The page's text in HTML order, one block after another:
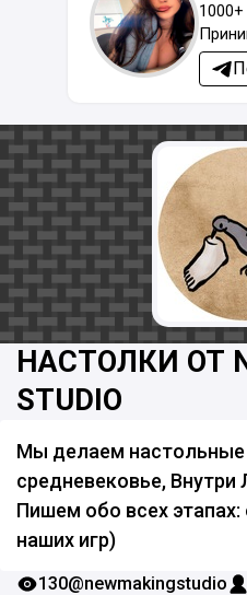
НАСТОЛКИ ОТ
STUDIO
Мы делаем
средневековье, Внутри
Пишем обо всех
наших игр)
130@newmakingstudio